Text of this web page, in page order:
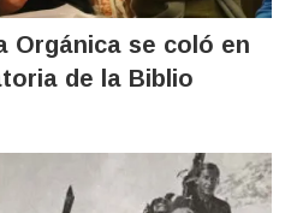
Orgánica se coló en
de la Biblio